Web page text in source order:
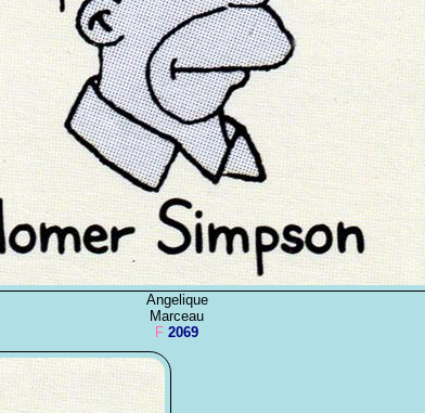
Angelique
Marceau
F 2069